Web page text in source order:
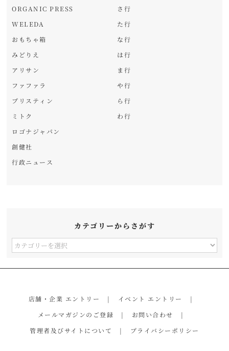
ORGANIC PRESS
WELEDA
おもちゃ箱
みどりえ
アリサン
ファファラ
プリスティン
ミトク
ロゴナジャパン
創健社
行政ニュース
さ行
た行
な行
は行
ま行
や行
ら行
わ行
カテゴリーからさがす
カ
店舗・企業 エントリー
イベント エントリー
メールマガジンのご登録
お問い合わせ
管理者及びサイトについて
プライバシーポリシー